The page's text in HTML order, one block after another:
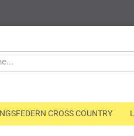
CROSS COUNTRY